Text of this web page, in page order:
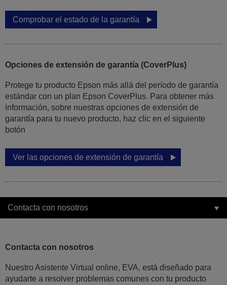
Comprobar el estado de la garantía
Opciones de extensión de garantía (CoverPlus)
Protege tu producto Epson más allá del período de garantía
estándar con un plan Epson CoverPlus. Para obtener más
información, sobre nuestras opciones de extensión de
garantía para tu nuevo producto, haz clic en el siguiente
botón
Ver las opciones de extensión de garantía
Contacta con nosotros
Contacta con nosotros
Nuestro Asistente Virtual online, EVA, está diseñado para
ayudarte a resolver problemas comunes con tu producto